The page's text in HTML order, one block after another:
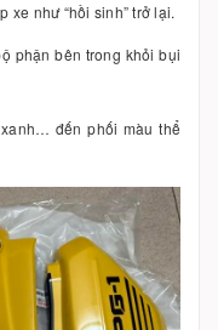
xe như “hồi sinh” trở lại.
phận bên trong khỏi bụi
đến phối màu thể